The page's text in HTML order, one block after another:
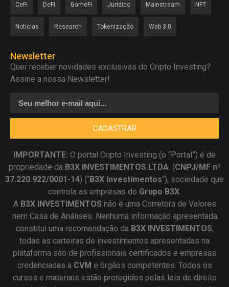
CeFi DeFi GameFi Jurídico Mainstream NFT
Notícias Research Tokenização Web 3.0
Newsletter
Quer receber novidades exclusivas do Cripto Investing?
Assine a nossa Newsletter!
CADASTRAR
IMPORTANTE: O portal Cripto Investing (o “Portal”) é de
propriedade da B3X INVESTIMENTOS LTDA. (CNPJ/MF nº
37.220.922/0001-14) (“B3X Investimentos“), sociedade que
controla as empresas do Grupo B3X.
A B3X INVESTIMENTOS não é uma Corretora de Valores
nem Casa de Análises. Nenhuma informação apresentada
constitui uma recomendação da B3X INVESTIMENTOS,
todas as carteiras de investimentos apresentadas na
plataforma são de profissionais certificados e empresas
credenciadas a CVM e órgãos competentes. Todos os
cursos e materiais estão protegidos pelas leis de direito